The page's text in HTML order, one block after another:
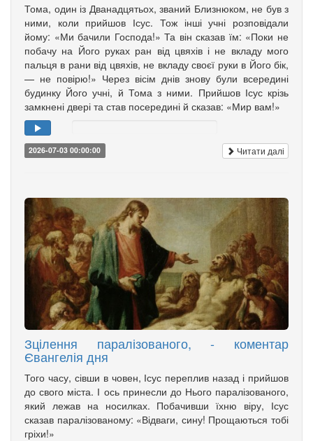
Тома, один із Дванадцятьох, званий Близнюком, не був з
ними, коли прийшов Ісус. Тож інші учні розповідали
йому: «Ми бачили Господа!» Та він сказав їм: «Поки не
побачу на Його руках ран від цвяхів і не вкладу мого
пальця в рани від цвяхів, не вкладу своєї руки в Його бік,
— не повірю!» Через вісім днів знову були всередині
будинку Його учні, й Тома з ними. Прийшов Ісус крізь
замкнені двері та став посередині й сказав: «Мир вам!»
2026-07-03 00:00:00 Читати далі
Зцілення паралізованого, - коментар
Євангелія дня
Того часу, сівши в човен, Ісус переплив назад і прийшов
до свого міста. І ось принесли до Нього паралізованого,
який лежав на носилках. Побачивши їхню віру, Ісус
сказав паралізованому: «Відваги, сину! Прощаються тобі
гріхи!»